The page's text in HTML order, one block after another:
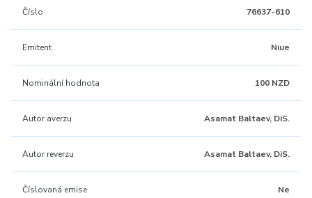
Číslo 76637-610
Emitent Niue
Nominální hodnota 100 NZD
Autor averzu Asamat Baltaev, DiS.
Autor reverzu Asamat Baltaev, DiS.
Číslovaná emise Ne